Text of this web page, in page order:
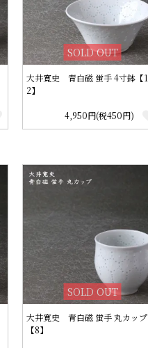
SOLD OUT
大井寛史 青白磁 蛍手 4寸鉢【1
2】
4,950円(税450円)
SOLD OUT
大井寛史 青白磁 蛍手 丸カップ
【8】